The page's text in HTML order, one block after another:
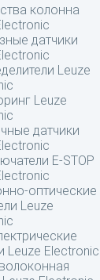
колонна
датчики
Leuze
Leuze
датчики
E-STOP
оптические
Leuze
Leuze Electronic